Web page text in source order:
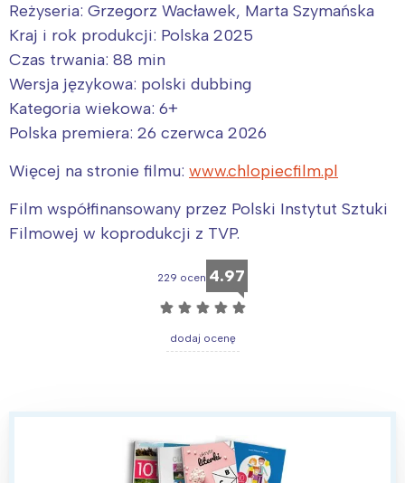
Reżyseria: Grzegorz Wacławek, Marta Szymańska
Kraj i rok produkcji: Polska 2025
Czas trwania: 88 min
Wersja językowa: polski dubbing
Kategoria wiekowa: 6+
Polska premiera: 26 czerwca 2026
Więcej na stronie filmu: www.chlopiecfilm.pl
Film współfinansowany przez Polski Instytut Sztuki
Filmowej w koprodukcji z TVP.
229 ocen 4.97
☆ ☆ ☆ ☆ ☆
dodaj ocenę